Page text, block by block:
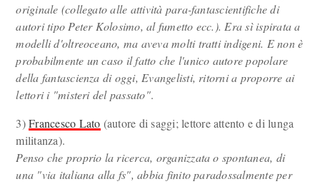
originale (collegato alle attività para-fantascientifiche di
autori tipo Peter Kolosimo, al fumetto ecc.). Era sì ispirata a
modelli d'oltreoceano, ma aveva molti tratti indigeni. E non è
probabilmente un caso il fatto che l'unico autore popolare
della fantascienza di oggi, Evangelisti, ritorni a proporre ai
lettori i "misteri del passato".
3)Francesco Lato (autore di saggi; lettore attento e di lunga
militanza).
Penso che proprio la ricerca, organizzata o spontanea, di
una "via italiana alla fs", abbia finito paradossalmente per